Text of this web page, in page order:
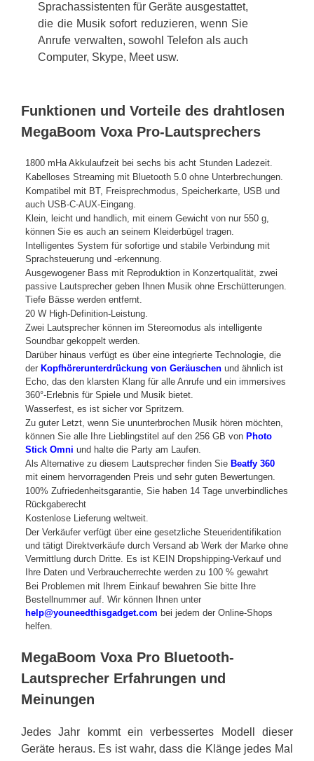
Sprachassistenten für Geräte ausgestattet,
die die Musik sofort reduzieren, wenn Sie
Anrufe verwalten, sowohl Telefon als auch
Computer, Skype, Meet usw.
Funktionen und Vorteile des drahtlosen
MegaBoom Voxa Pro-Lautsprechers
1800 mHa Akkulaufzeit bei sechs bis acht Stunden Ladezeit.
Kabelloses Streaming mit Bluetooth 5.0 ohne Unterbrechungen.
Kompatibel mit BT, Freisprechmodus, Speicherkarte, USB und
auch USB-C-AUX-Eingang.
Klein, leicht und handlich, mit einem Gewicht von nur 550 g,
können Sie es auch an seinem Kleiderbügel tragen.
Intelligentes System für sofortige und stabile Verbindung mit
Sprachsteuerung und -erkennung.
Ausgewogener Bass mit Reproduktion in Konzertqualität, zwei
passive Lautsprecher geben Ihnen Musik ohne Erschütterungen.
Tiefe Bässe werden entfernt.
20 W High-Definition-Leistung.
Zwei Lautsprecher können im Stereomodus als intelligente
Soundbar gekoppelt werden.
Darüber hinaus verfügt es über eine integrierte Technologie, die
der Kopfhörerunterdrückung von Geräuschen und ähnlich ist
Echo, das den klarsten Klang für alle Anrufe und ein immersives
360°-Erlebnis für Spiele und Musik bietet.
Wasserfest, es ist sicher vor Spritzern.
Zu guter Letzt, wenn Sie ununterbrochen Musik hören möchten,
können Sie alle Ihre Lieblingstitel auf den 256 GB von Photo
Stick Omni und halte die Party am Laufen.
Als Alternative zu diesem Lautsprecher finden Sie Beatfy 360
mit einem hervorragenden Preis und sehr guten Bewertungen.
100% Zufriedenheitsgarantie, Sie haben 14 Tage unverbindliches
Rückgaberecht
Kostenlose Lieferung weltweit.
Der Verkäufer verfügt über eine gesetzliche Steueridentifikation
und tätigt Direktverkäufe durch Versand ab Werk der Marke ohne
Vermittlung durch Dritte. Es ist KEIN Dropshipping-Verkauf und
Ihre Daten und Verbraucherrechte werden zu 100 % gewahrt
Bei Problemen mit Ihrem Einkauf bewahren Sie bitte Ihre
Bestellnummer auf. Wir können Ihnen unter
help@youneedthisgadget.com bei jedem der Online-Shops
helfen.
MegaBoom Voxa Pro Bluetooth-
Lautsprecher Erfahrungen und
Meinungen
Jedes Jahr kommt ein verbessertes Modell dieser
Geräte heraus. Es ist wahr, dass die Klänge jedes Mal